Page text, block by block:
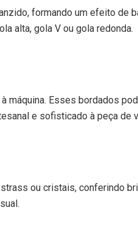
formando um efeito de
alta, gola V ou gola redonda.
máquina. Esses bordados
e sofisticado à peça de
ou cristais, conferindo